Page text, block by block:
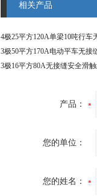
相关产品
3极16平方80A无接缝安全滑
产品：
您的单位：
您的姓名：